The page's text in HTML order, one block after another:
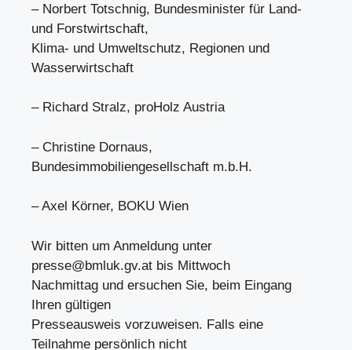
– Norbert Totschnig, Bundesminister für Land-
und Forstwirtschaft,
Klima- und Umweltschutz, Regionen und
Wasserwirtschaft
– Richard Stralz, proHolz Austria
– Christine Dornaus,
Bundesimmobiliengesellschaft m.b.H.
– Axel Körner, BOKU Wien
Wir bitten um Anmeldung unter
presse@bmluk.gv.at bis Mittwoch
Nachmittag und ersuchen Sie, beim Eingang
Ihren gültigen
Presseausweis vorzuweisen. Falls eine
Teilnahme persönlich nicht